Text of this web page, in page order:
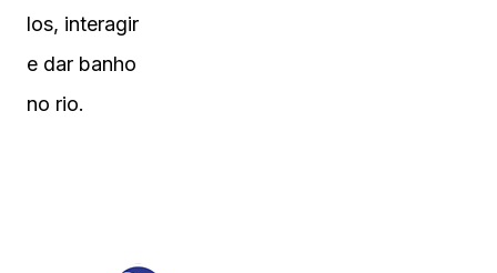
los, interagir
e dar banho
no rio.